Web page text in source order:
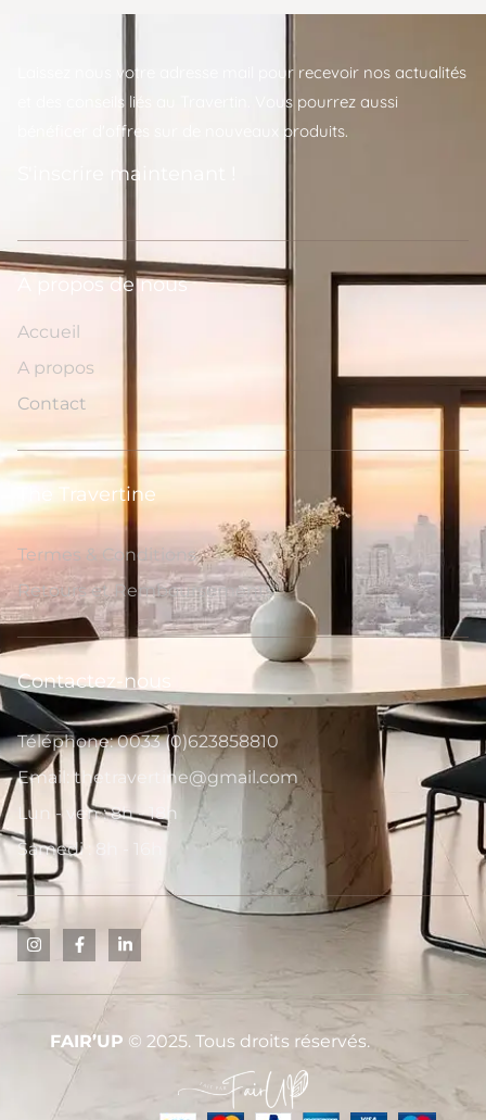
Laissez nous votre adresse mail pour recevoir nos actualités
et des conseils liés au Travertin. Vous pourrez aussi
bénéficer d'offres sur de nouveaux produits.
S'inscrire maintenant !
A propos de nous
Accueil
A propos
Contact
The Travertine
Termes & Conditions
Retours et Remboursements
Contactez-nous
Téléphone: 0033 (0)623858810
Email: thetravertine@gmail.com
Lun - ven : 8h - 18h
Samedi : 8h - 16h
FAIR’UP © 2025. Tous droits réservés.